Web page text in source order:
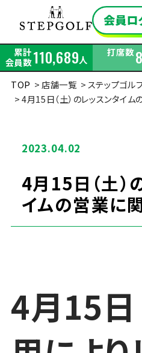
累計
会員数110,689人
打席数
TOP
店舗一覧 ステップゴル
4月15日（土）のレッスンタイム
2023.04.02
4月15日（土）
イムの営業に
4月15日